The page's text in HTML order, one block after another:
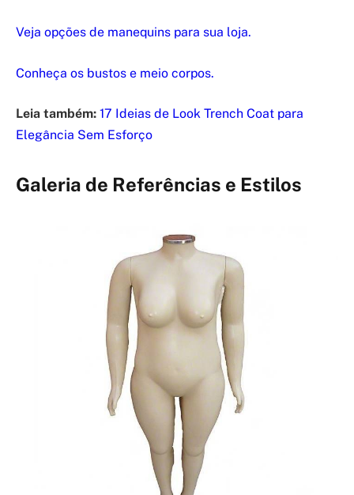
Veja opções de manequins para sua loja.
Conheça os bustos e meio corpos.
Leia também: 17 Ideias de Look Trench Coat para
Elegância Sem Esforço
Galeria de Referências e Estilos